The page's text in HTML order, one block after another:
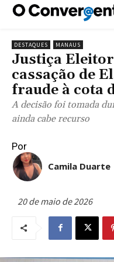
DESTAQUES MANAUS
Justiça
cassação de
fraude à cota
A decisão foi tomada
ainda cabe recurso
Por
Camila Duarte
20 de maio de 2026